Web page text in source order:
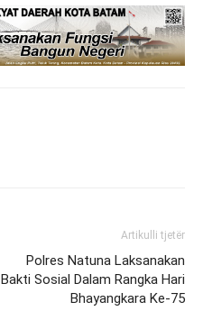
Artikulli tjetër
Polres Natuna Laksanakan
Bakti Sosial Dalam Rangka Hari
Bhayangkara Ke-75